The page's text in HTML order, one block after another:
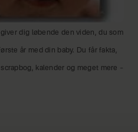
dig løbende den viden, du som
år med din baby. Du får fakta,
kalender og meget mere –